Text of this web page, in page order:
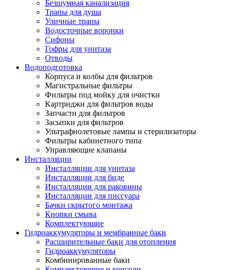
Безшумная канализация
Трапы для душа
Уличные трапы
Водосточные воронки
Сифоны
Гофры для унитаза
Отводы
Водоподготовка
Корпуса и колбы для фильтров
Магистральные фильтры
Фильтры под мойку для очистки
Картриджи для фильтров воды
Запчасти для фильтров
Засыпки для фильтров
Ультрафиолетовые лампы и стерилизаторы
Фильтры кабинетного типа
Управляющие клапаны
Инсталляции
Инсталляции для унитаза
Инсталляции для биде
Инсталляции для раковины
Инсталляции для писсуара
Бачки скрытого монтажа
Кнопки смыва
Комплектующие
Гидроаккумуляторы и мембранные баки
Расширительные баки для отопления
Гидроаккумуляторы
Комбинированные баки